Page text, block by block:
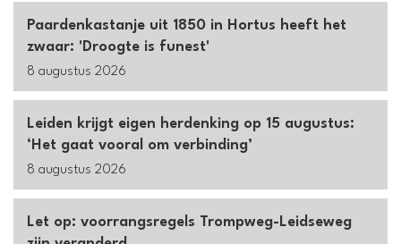
Paardenkastanje uit 1850 in Hortus heeft het
zwaar: 'Droogte is funest'
8 augustus 2026
Leiden krijgt eigen herdenking op 15 augustus:
‘Het gaat vooral om verbinding’
8 augustus 2026
Let op: voorrangsregels Trompweg-Leidseweg